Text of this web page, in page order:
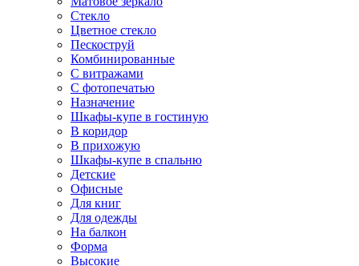
Стекло
Цветное стекло
Пескоструй
Комбинированные
С витражами
С фотопечатью
Назначение
Шкафы-купе в гостиную
В коридор
В прихожую
Шкафы-купе в спальню
Детские
Офисные
Для книг
Для одежды
На балкон
Форма
Высокие